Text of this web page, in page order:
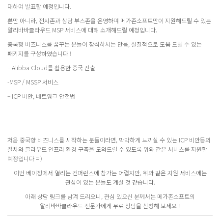
대하여 발표할 예정입니다.
뿐만 아니라, 전시존과 상담 부스존을 운영하며 메가존소프트만이 지원해드릴 수 있는
알리바바클라우드 MSP 서비스에 대해 소개해드릴 예정입니다.
중국향 비즈니스를 꿈꾸는 분들이 참석하시는 만큼, 실질적으로 도움 드릴 수 있는
패키지를 구성하였습니다 !
– Alibba Cloud를 활용한 중국 진출
-MSP / MSSP 서비스
– ICP 비안, 네트워크 안전법
처음 중국향 비즈니스를 시작하는 분들이라면, 막막하게 느끼실 수 있는 ICP 비안등의
절차와 클라우드 인프라 환경 구축을 도와드릴 수 있도록 위와 같은 서비스를 지원할
예정입니다 = )
이번 베이징에서 열리는 컨퍼런스에 참가는 어렵지만, 위와 같은 지원 서비스에는
관심이 있는 분들도 계실 것 같습니다.
아래 상담 링크를 남겨 드리오니, 관심 있으신 분께서는 메가존소프트의
알리바바클라우드 전문가에게 무료 상담을 신청해 보세요 !